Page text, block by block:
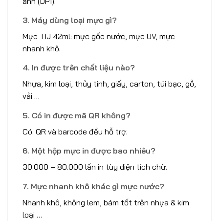
3. Máy dùng loại mực gì?
Mực TIJ 42ml: mực gốc nước, mực UV, mực
nhanh khô.
4. In được trên chất liệu nào?
Nhựa, kim loại, thủy tinh, giấy, carton, túi bạc, gỗ,
vải …
5. Có in được mã QR không?
Có. QR và barcode đều hỗ trợ.
6. Một hộp mực in được bao nhiêu?
30.000 – 80.000 lần in tùy diện tích chữ.
7. Mực nhanh khô khác gì mực nước?
Nhanh khô, không lem, bám tốt trên nhựa & kim
loại …